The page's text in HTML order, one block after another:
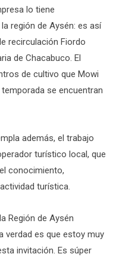
lo tiene
región de Aysén: es así
recirculación Fiordo
de Chacabuco. El
de cultivo que Mowi
se encuentran
además, el trabajo
turístico local, que
conocimiento,
turística.
Región de Aysén
verdad es que estoy muy
invitación. Es súper